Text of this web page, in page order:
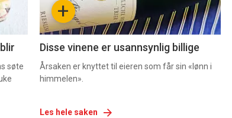
søte
2 +
Disse vinene er usannsynlig billige
Årsaken er knyttet til eieren som får sin «lønn i
himmelen».
Les hele saken